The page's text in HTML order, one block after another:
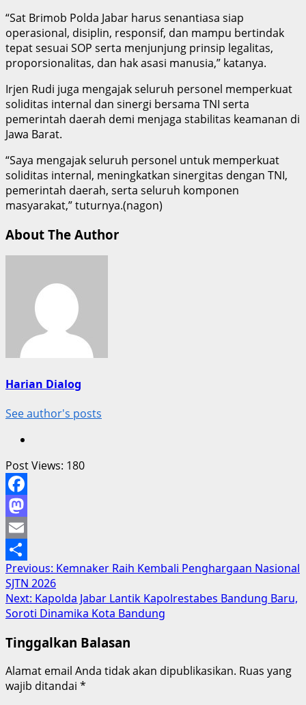
“Sat Brimob Polda Jabar harus senantiasa siap
operasional, disiplin, responsif, dan mampu bertindak
tepat sesuai SOP serta menjunjung prinsip legalitas,
proporsionalitas, dan hak asasi manusia,” katanya.
Irjen Rudi juga mengajak seluruh personel memperkuat
soliditas internal dan sinergi bersama TNI serta
pemerintah daerah demi menjaga stabilitas keamanan di
Jawa Barat.
“Saya mengajak seluruh personel untuk memperkuat
soliditas internal, meningkatkan sinergitas dengan TNI,
pemerintah daerah, serta seluruh komponen
masyarakat,” tuturnya.(nagon)
About The Author
Harian Dialog
See author's posts
Post Views: 180
Facebook
Mastodon
Email
Share
Post
navigation
Previous: Kemnaker Raih Kembali Penghargaan Nasional
SJTN 2026
Next: Kapolda Jabar Lantik Kapolrestabes Bandung Baru,
Soroti Dinamika Kota Bandung
Tinggalkan Balasan
Alamat email Anda tidak akan dipublikasikan. Ruas yang
wajib ditandai *